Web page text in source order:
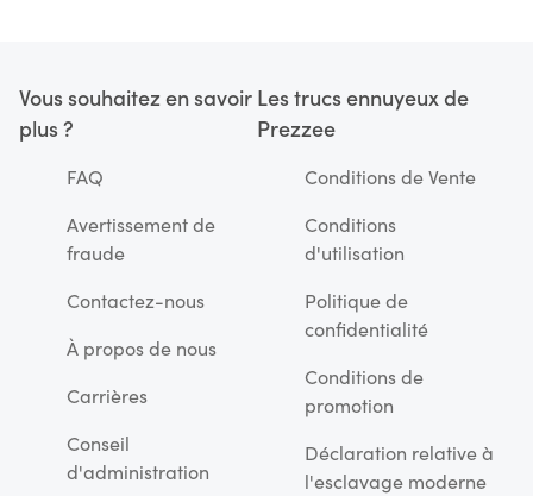
Vous souhaitez en savoir
plus ?
FAQ
Avertissement de
fraude
Contactez-nous
À propos de nous
Carrières
Conseil
d'administration
Les trucs ennuyeux de
Prezzee
Conditions de Vente
Conditions
d'utilisation
Politique de
confidentialité
Conditions de
promotion
Déclaration relative à
l'esclavage moderne